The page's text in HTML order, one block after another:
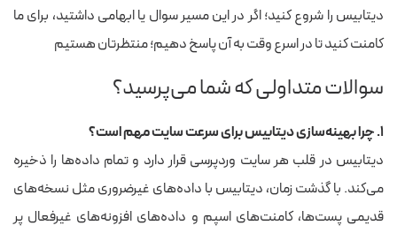
دیتابیس را شروع کنید؛ اگر در این مسیر سوال یا ابهامی داشتید، برای ما
کامنت کنید تا در اسرع وقت به آن پاسخ دهیم؛ منتظرتان هستیم
سوالات متداولی که شما می‌پرسید؟
۱. چرا بهینه‌سازی دیتابیس برای سرعت سایت مهم است؟
دیتابیس در قلب هر سایت وردپرسی قرار دارد و تمام داده‌ها را ذخیره
می‌کند. با گذشت زمان، دیتابیس با داده‌های غیرضروری مثل نسخه‌های
قدیمی پست‌ها، کامنت‌های اسپم و داده‌های افزونه‌های غیرفعال پر